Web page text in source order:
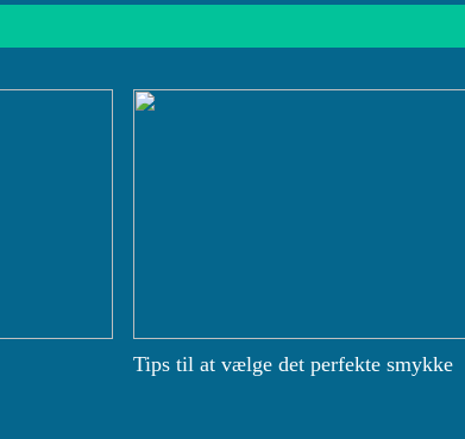
Tips til at vælge det perfekte smykke